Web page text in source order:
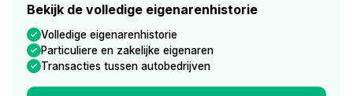
Bekijk de volledige eigenarenhistorie
Volledige eigenarenhistorie
Particuliere en zakelijke eigenaren
Transacties tussen autobedrijven